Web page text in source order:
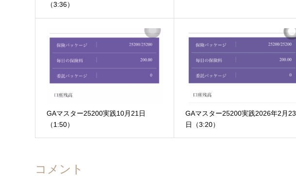
（3:36）
GAマスター25200実践10月21日
（1:50）
GAマスター25200実践2026年2月23
日（3:20）
コメント